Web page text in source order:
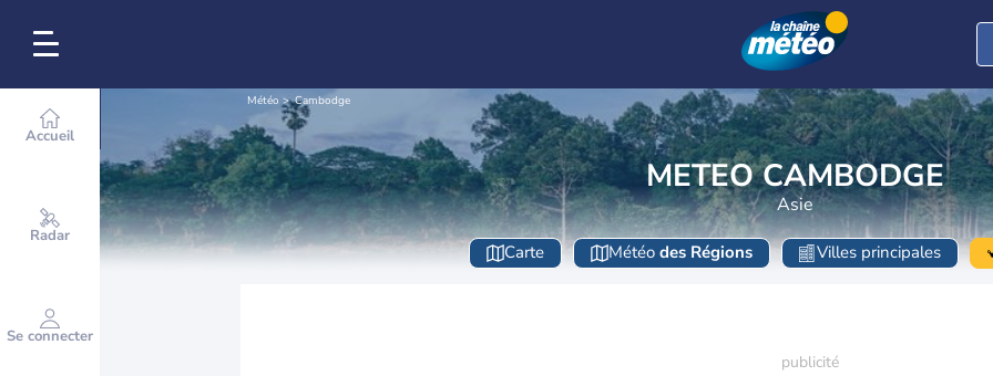
Accueil
Radar
Se connecter
Météo Cambodge
METEO CAMBODGE
Asie
Carte Météo des Régions Villes principales